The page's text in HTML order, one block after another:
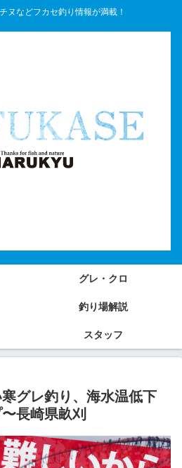
ヌなどフカセ釣り情報が満載！
グレ・クロ
釣り場解説
スタッフ
グレ釣り、海水温低下
長崎県畝刈